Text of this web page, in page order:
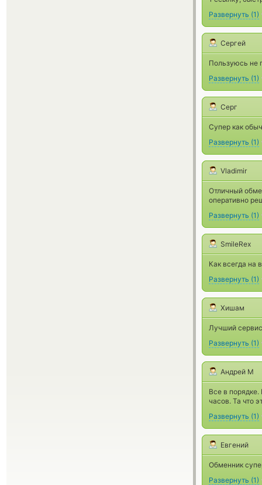
Развернуть (1)
Сергей
Пользуюсь не
Развернуть (1)
Серг
Супер как
Развернуть (1)
Vladimir
Отличный
оперативно
Развернуть (1)
SmileRex
Как всегда на
Развернуть (1)
Хишам
Лучший
Развернуть (1)
Андрей М
Все в
часов. Та что
Развернуть (1)
Евгений
Обменник
Развернуть (1)